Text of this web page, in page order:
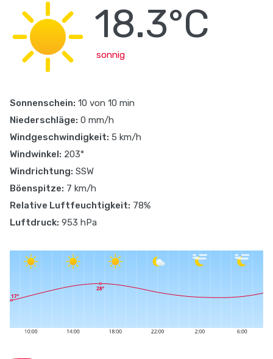
18.3°C
sonnig
Sonnenschein: 10 von 10 min
Niederschläge: 0 mm/h
Windgeschwindigkeit: 5 km/h
Windwinkel: 203°
Windrichtung: SSW
Böenspitze: 7 km/h
Relative Luftfeuchtigkeit: 78%
Luftdruck: 953 hPa